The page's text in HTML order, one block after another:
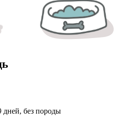
дней, без породы